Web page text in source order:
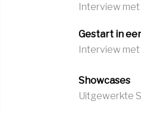
Interview met
Gestart in
Interview met
Showcases
Uitgewerkte